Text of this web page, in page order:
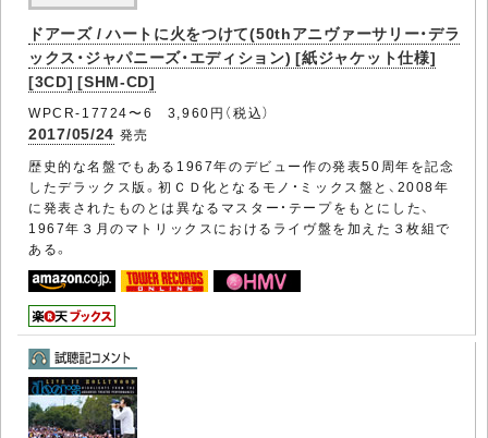
ドアーズ / ハートに火をつけて(50thアニヴァーサリー・デラ
ックス・ジャパニーズ・エディション) [紙ジャケット仕様]
[3CD] [SHM-CD]
WPCR-17724〜6 3,960円（税込）
2017/05/24 発売
歴史的な名盤でもある1967年のデビュー作の発表50周年を記念
したデラックス版。初ＣＤ化となるモノ・ミックス盤と、2008年
に発表されたものとは異なるマスター・テープをもとにした、
1967年３月のマトリックスにおけるライヴ盤を加えた３枚組で
ある。